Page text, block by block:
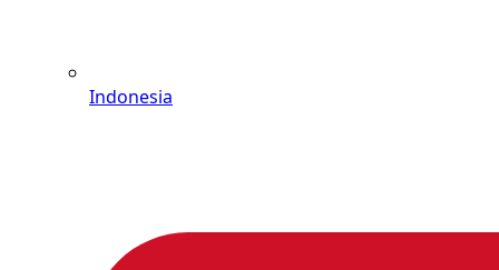
Indonesia